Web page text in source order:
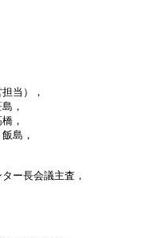
当），
，
，
島，
ー長会議主査，